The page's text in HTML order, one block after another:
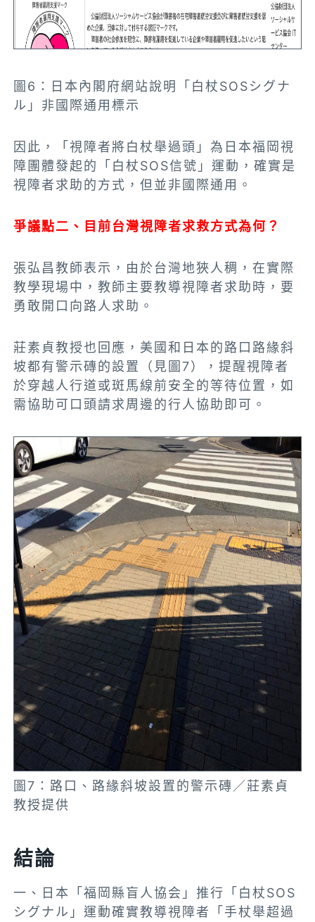
圖6：日本內閣府網站說明「白杖SOSシグナ
ル」非國際通用標示
因此，「視障者將白杖舉過頭」為日本福岡視
障團體發起的「白杖SOS信號」運動，確實是
視障者求助的方式，但並非國際通用。
爭議點二、目前台灣視障者求救方式為何？
張弘昌教師表示，由於台灣地狹人稠，在實際
教學現場中，教師主要教導視障者求助時，要
勇敢開口向路人求助。
莊素貞教授也回應，美國和日本的路口路緣斜
坡都有警示磚的設置（見圖7），提醒視障者
於穿越人行道或斑馬線前安全的等待位置，如
需協助可口頭請求周邊的行人協助即可。
圖7：路口、路緣斜坡設置的警示磚／莊素貞
教授提供
結論
一、日本「福岡縣盲人協会」推行「白杖SOS
シグナル」運動確實教導視障者「手杖舉超過